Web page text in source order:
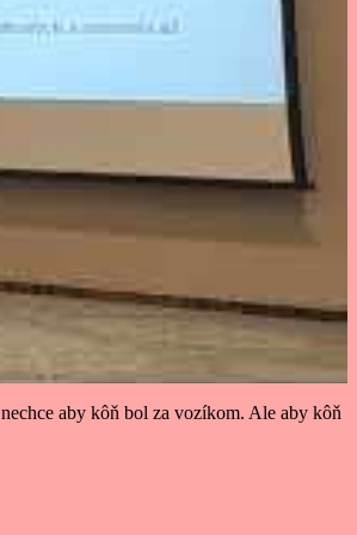
aby kôň bol za vozíkom. Ale aby kôň